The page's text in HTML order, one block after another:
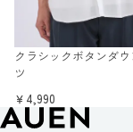
クラシックボタンダウ
ツ
￥4,990